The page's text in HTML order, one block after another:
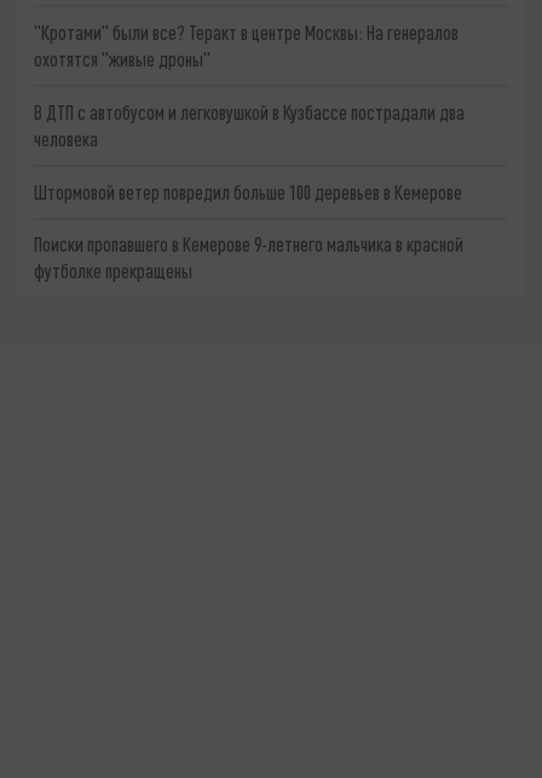
"Кротами" были все? Теракт в центре Москвы: На генералов
охотятся "живые дроны"
В ДТП с автобусом и легковушкой в Кузбассе пострадали два
человека
Штормовой ветер повредил больше 100 деревьев в Кемерове
Поиски пропавшего в Кемерове 9-летнего мальчика в красной
футболке прекращены